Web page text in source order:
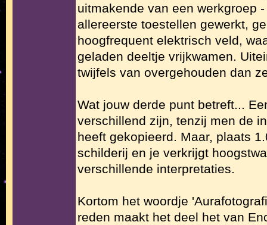
uitmakende van een werkgroep
allereerste toestellen gewerkt,
hoogfrequent elektrisch veld,
geladen deeltje vrijkwamen.
twijfels van overgehouden dan
Wat jouw derde punt betreft...
verschillend zijn, tenzij men de
heeft gekopieerd. Maar, plaats
schilderij en je verkrijgt
verschillende interpretaties.
Kortom het woordje
reden maakt het deel het van